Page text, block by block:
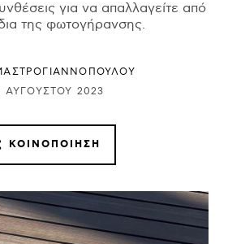
για να απαλλαγείτε από
της φωτογήρανσης.
ΑΥΓΟΎΣΤΟΥ 2023
ΚΟΙΝΟΠΟΊΗΣΗ